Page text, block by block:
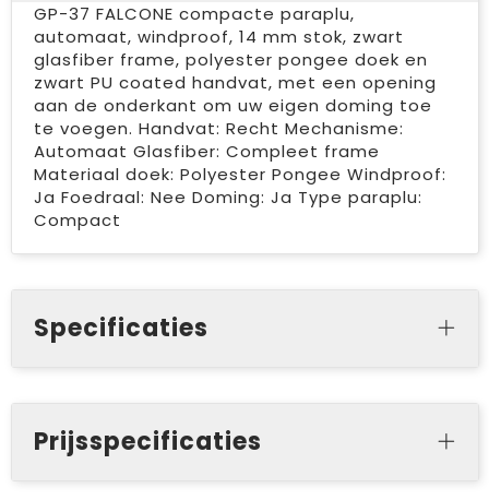
GP-37 FALCONE compacte paraplu,
automaat, windproof, 14 mm stok, zwart
glasfiber frame, polyester pongee doek en
zwart PU coated handvat, met een opening
aan de onderkant om uw eigen doming toe
te voegen. Handvat: Recht Mechanisme:
Automaat Glasfiber: Compleet frame
Materiaal doek: Polyester Pongee Windproof:
Ja Foedraal: Nee Doming: Ja Type paraplu:
Compact
Specificaties
Prijsspecificaties